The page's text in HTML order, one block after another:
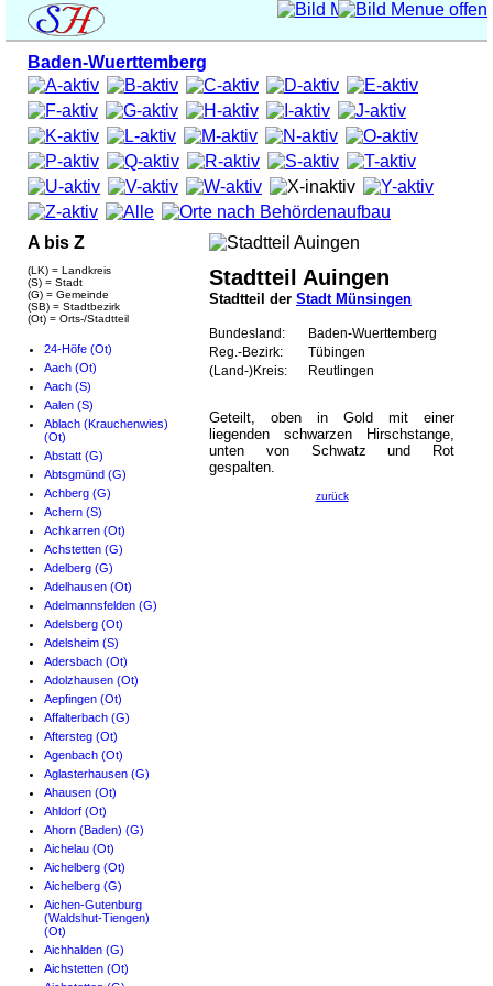
Baden-Wuerttemberg
A bis Z
(LK) = Landkreis
(S) = Stadt
(G) = Gemeinde
(SB) = Stadtbezirk
(Ot) = Orts-/Stadtteil
24-Höfe (Ot)
Aach (Ot)
Aach (S)
Aalen (S)
Ablach (Krauchenwies)
(Ot)
Abstatt (G)
Abtsgmünd (G)
Achberg (G)
Achern (S)
Achkarren (Ot)
Achstetten (G)
Adelberg (G)
Adelhausen (Ot)
Adelmannsfelden (G)
Adelsberg (Ot)
Adelsheim (S)
Adersbach (Ot)
Adolzhausen (Ot)
Aepfingen (Ot)
Affalterbach (G)
Aftersteg (Ot)
Agenbach (Ot)
Aglasterhausen (G)
Ahausen (Ot)
Ahldorf (Ot)
Ahorn (Baden) (G)
Aichelau (Ot)
Aichelberg (Ot)
Aichelberg (G)
Aichen-Gutenburg
(Waldshut-Tiengen)
(Ot)
Aichhalden (G)
Aichstetten (Ot)
Stadtteil Auingen
Stadtteil der Stadt Münsingen
Bundesland:
Baden-Wuerttemberg
Reg.-Bezirk:
Tübingen
(Land-)Kreis:
Reutlingen
Geteilt, oben in Gold mit einer
liegenden schwarzen Hirschstange,
unten von Schwatz und Rot
gespalten.
zurück